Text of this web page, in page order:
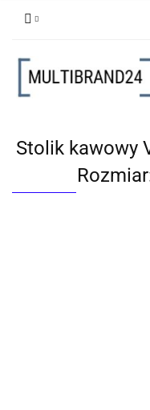
Stolik kawowy